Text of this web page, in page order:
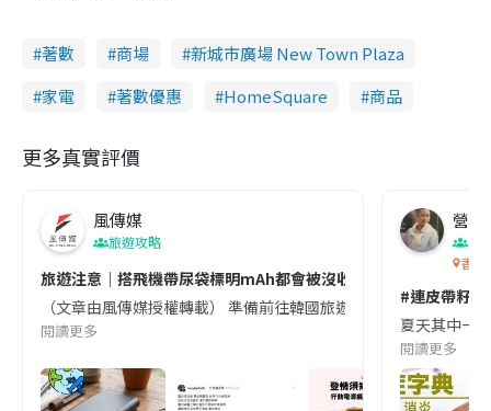
著數 商場
新城市廣場 New Town Plaza
家電
著數優惠 HomeSquare 商品
更多真實評價
風傳媒
旅遊攻略
旅遊注意｜搭飛機帶尿袋標明mAh都會被沒收😱出發前切記檢查
（文章由風傳媒授權轉載） 準備前往韓國旅遊的民眾，近期要
閱讀更多
營養
香港
#連皮帶籽
夏天其中一
閱讀更多